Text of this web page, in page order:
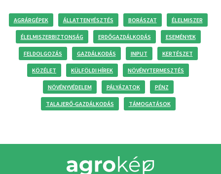
AGRÁRGÉPEK ÁLLATTENYÉSZTÉS BORÁSZAT ÉLELMISZER
ÉLELMISZERBIZTONSÁG ERDŐGAZDÁLKODÁS ESEMÉNYEK
FELDOLGOZÁS GAZDÁLKODÁS INPUT KERTÉSZET
KÖZÉLET KÜLFÖLDI HÍREK NÖVÉNYTERMESZTÉS
NÖVÉNYVÉDELEM PÁLYÁZATOK PÉNZ
TALAJERŐ-GAZDÁLKODÁS TÁMOGATÁSOK